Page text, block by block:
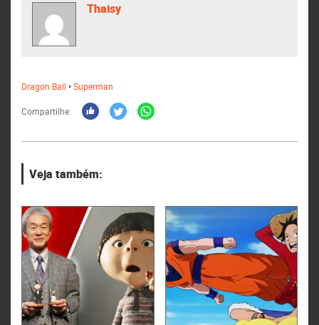
Thaisy
Dragon Ball •Superman
Compartilhe:
Veja também: